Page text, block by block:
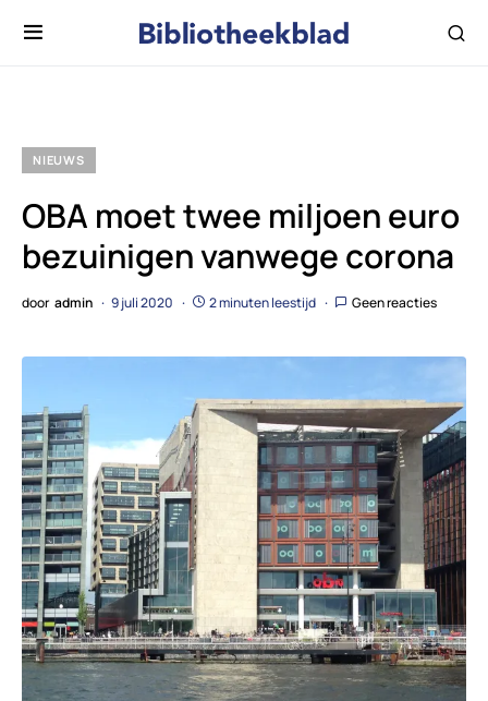
NIEUWS
OBA moet twee miljoen euro
bezuinigen vanwege corona
door admin 9 juli 2020 2 minuten leestijd Geen reacties